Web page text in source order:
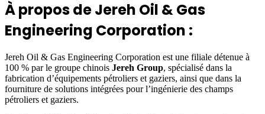
À propos de Jereh Oil & Gas
Engineering Corporation :
Jereh Oil & Gas Engineering Corporation est une filiale détenue à
100 % par le groupe chinois Jereh Group, spécialisé dans la
fabrication d’équipements pétroliers et gaziers, ainsi que dans la
fourniture de solutions intégrées pour l’ingénierie des champs
pétroliers et gaziers.